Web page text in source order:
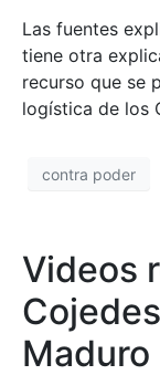
Las fuentes
tiene otra
recurso que se
logística de los
contra poder
Videos
Maduro